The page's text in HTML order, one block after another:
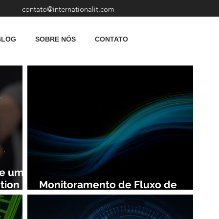
contato@internationalit.com
SOBRE NÓS CONTATO
uma
Monitoramento de Fluxo de
Rede: Vantagens e Benefícios